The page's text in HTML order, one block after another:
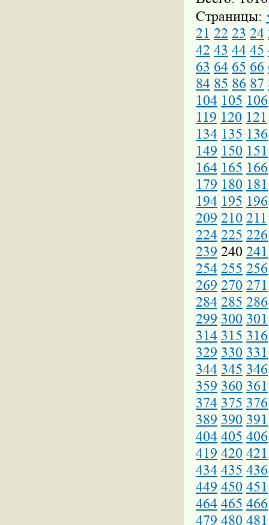
Страницы:
21 22 23 24
42 43 44 45
63 64 65 66
84 85 86 87
104 105 106
119 120 121
134 135 136
149 150 151
164 165 166
179 180 181
194 195 196
209 210 211
224 225 226
239 240 241
254 255 256
269 270 271
284 285 286
299 300 301
314 315 316
329 330 331
344 345 346
359 360 361
374 375 376
389 390 391
404 405 406
419 420 421
434 435 436
449 450 451
464 465 466
479 480 481